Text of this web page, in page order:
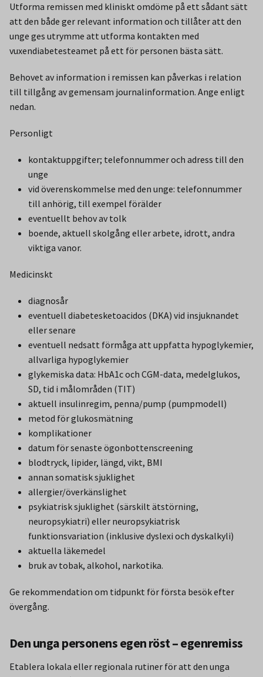
Utforma remissen med kliniskt omdöme på ett sådant sätt
att den både ger relevant information och tillåter att den
unge ges utrymme att utforma kontakten med
vuxendiabetesteamet på ett för personen bästa sätt.
Behovet av information i remissen kan påverkas i relation
till tillgång av gemensam journalinformation. Ange enligt
nedan.
Personligt
kontaktuppgifter; telefonnummer och adress till den
unge
vid överenskommelse med den unge: telefonnummer
till anhörig, till exempel förälder
eventuellt behov av tolk
boende, aktuell skolgång eller arbete, idrott, andra
viktiga vanor.
Medicinskt
diagnosår
eventuell diabetesketoacidos (DKA) vid insjuknandet
eller senare
eventuell nedsatt förmåga att uppfatta hypoglykemier,
allvarliga hypoglykemier
glykemiska data: HbA1c och CGM-data, medelglukos,
SD, tid i målområden (TIT)
aktuell insulinregim, penna/pump (pumpmodell)
metod för glukosmätning
komplikationer
datum för senaste ögonbottenscreening
blodtryck, lipider, längd, vikt, BMI
annan somatisk sjuklighet
allergier/överkänslighet
psykiatrisk sjuklighet (särskilt ätstörning,
neuropsykiatri) eller neuropsykiatrisk
funktionsvariation (inklusive dyslexi och dyskalkyli)
aktuella läkemedel
bruk av tobak, alkohol, narkotika.
Ge rekommendation om tidpunkt för första besök efter
övergång.
Den unga personens egen röst – egenremiss
Etablera lokala eller regionala rutiner för att den unga